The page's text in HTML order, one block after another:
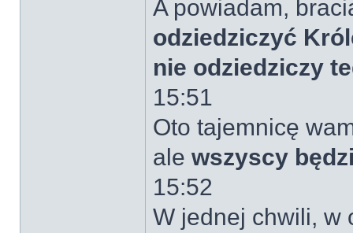
A powiadam,
odziedziczyć
nie odziedziczy
15:51
Oto tajemnicę
ale wszyscy
15:52
W jednej chwili, w